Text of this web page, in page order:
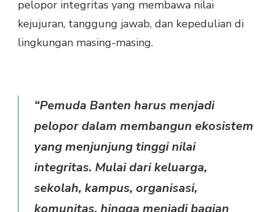
pelopor integritas yang membawa nilai
kejujuran, tanggung jawab, dan kepedulian di
lingkungan masing-masing.
“Pemuda Banten harus menjadi
pelopor dalam membangun ekosistem
yang menjunjung tinggi nilai
integritas. Mulai dari keluarga,
sekolah, kampus, organisasi,
komunitas, hingga menjadi bagian